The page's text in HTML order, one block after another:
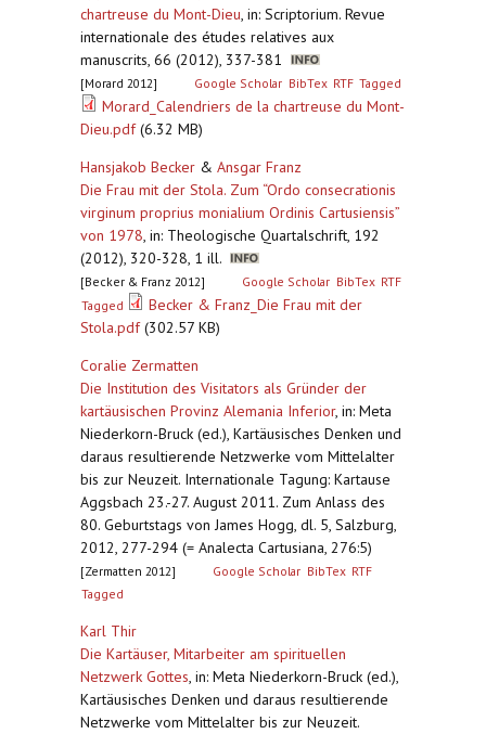
chartreuse du Mont-Dieu, in: Scriptorium. Revue
internationale des études relatives aux
manuscrits, 66 (2012), 337-381
[Morard 2012] Google Scholar BibTex RTF Tagged
Morard_Calendriers de la chartreuse du Mont-
Dieu.pdf(6.32 MB)
Hansjakob Becker & Ansgar Franz
Die Frau mit der Stola. Zum “Ordo consecrationis
virginum proprius monialium Ordinis Cartusiensis”
von 1978, in: Theologische Quartalschrift, 192
(2012), 320-328, 1 ill.
[Becker & Franz 2012] Google Scholar BibTex RTF
Tagged
Becker & Franz_Die Frau mit der
Stola.pdf(302.57 KB)
Coralie Zermatten
Die Institution des Visitators als Gründer der
kartäusischen Provinz Alemania Inferior, in: Meta
Niederkorn-Bruck (ed.), Kartäusisches Denken und
daraus resultierende Netzwerke vom Mittelalter
bis zur Neuzeit. Internationale Tagung: Kartause
Aggsbach 23.-27. August 2011. Zum Anlass des
80. Geburtstags von James Hogg, dl. 5, Salzburg,
2012, 277-294 (= Analecta Cartusiana, 276:5)
[Zermatten 2012] Google Scholar BibTex RTF
Tagged
Karl Thir
Die Kartäuser, Mitarbeiter am spirituellen
Netzwerk Gottes, in: Meta Niederkorn-Bruck (ed.),
Kartäusisches Denken und daraus resultierende
Netzwerke vom Mittelalter bis zur Neuzeit.